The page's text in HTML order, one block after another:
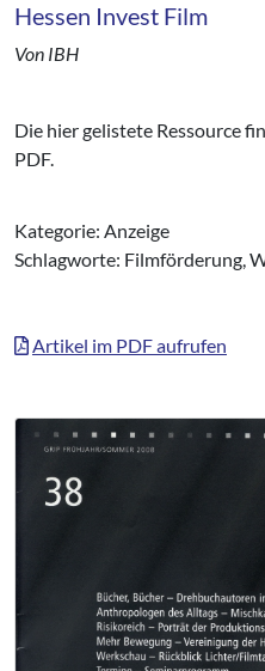
Hessen Invest Film
Von IBH
Die hier gelistete Ressource
PDF.
Kategorie: Anzeige
Schlagworte: Filmförderung,
Artikel im PDF aufrufen